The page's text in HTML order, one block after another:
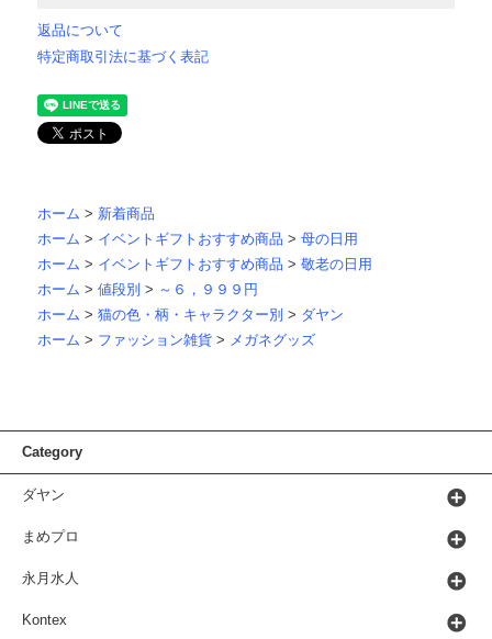
返品について
特定商取引法に基づく表記
ホーム > 新着商品
ホーム > イベントギフトおすすめ商品 > 母の日用
ホーム > イベントギフトおすすめ商品 > 敬老の日用
ホーム > 値段別 > ～６，９９９円
ホーム > 猫の色・柄・キャラクター別 > ダヤン
ホーム > ファッション雑貨 > メガネグッズ
Category
ダヤン
まめプロ
永月水人
Kontex